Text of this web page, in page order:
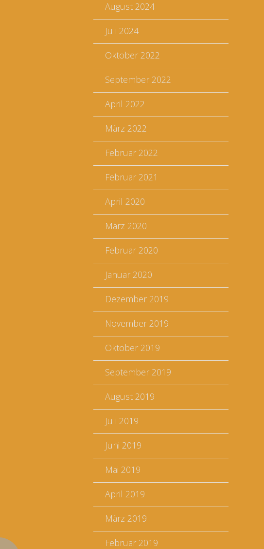
August 2024
Juli 2024
Oktober 2022
September 2022
April 2022
März 2022
Februar 2022
Februar 2021
April 2020
März 2020
Februar 2020
Januar 2020
Dezember 2019
November 2019
Oktober 2019
September 2019
August 2019
Juli 2019
Juni 2019
Mai 2019
April 2019
März 2019
Februar 2019